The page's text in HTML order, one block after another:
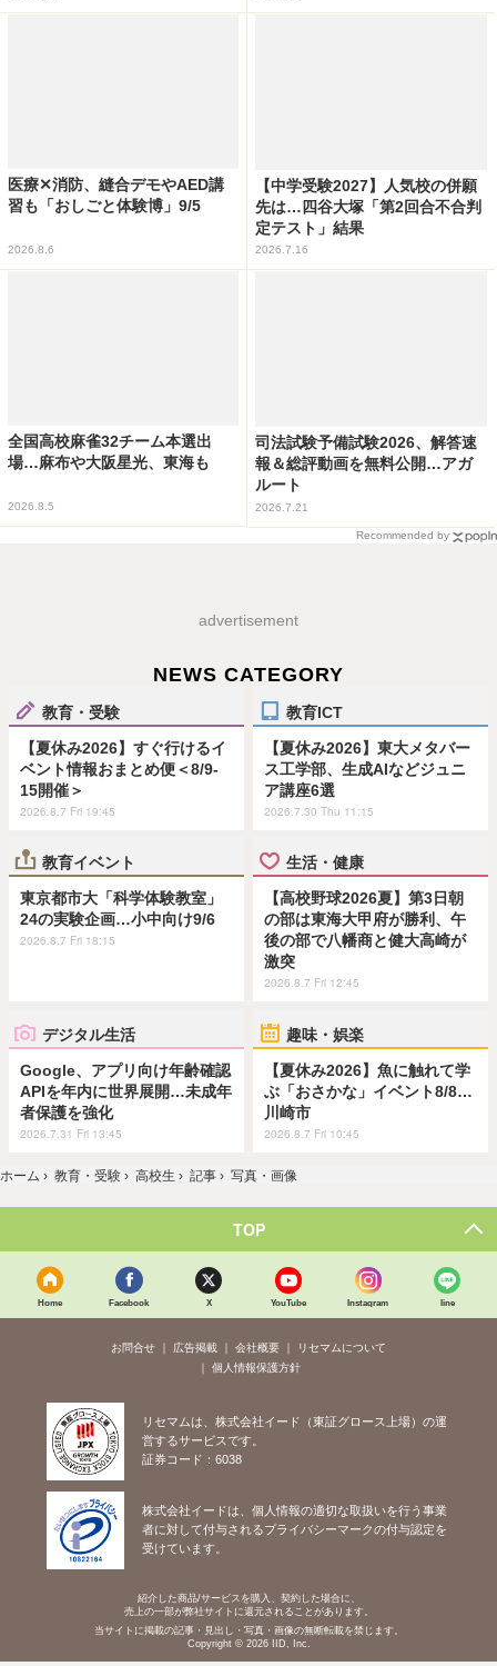
医療✕消防、縫合デモやAED講
習も「おしごと体験博」9/5
2026.8.6
【中学受験2027】人気校の併願
先は…四谷大塚「第2回合不合判
定テスト」結果
2026.7.16
全国高校麻雀32チーム本選出
場…麻布や大阪星光、東海も
2026.8.5
司法試験予備試験2026、解答速
報＆総評動画を無料公開…アガ
ルート
2026.7.21
Recommended by
advertisement
NEWS CATEGORY
教育・受験
【夏休み2026】すぐ行けるイ
ベント情報おまとめ便＜8/9-
15開催＞
2026.8.7 Fri 19:45
教育ICT
【夏休み2026】東大メタバー
ス工学部、生成AIなどジュニ
ア講座6選
2026.7.30 Thu 11:15
教育イベント
東京都市大「科学体験教室」
24の実験企画…小中向け9/6
2026.8.7 Fri 18:15
生活・健康
【高校野球2026夏】第3日朝
の部は東海大甲府が勝利、午
後の部で八幡商と健大高崎が
激突
2026.8.7 Fri 12:45
デジタル生活
Google、アプリ向け年齢確認
APIを年内に世界展開…未成年
者保護を強化
2026.7.31 Fri 13:45
趣味・娯楽
【夏休み2026】魚に触れて学
ぶ「おさかな」イベント8/8…
川崎市
2026.8.7 Fri 10:45
ホーム › 教育・受験 › 高校生 › 記事 › 写真・画像
TOP
Home Facebook X YouTube Instagram line
お問合せ 広告掲載 会社概要
リセマムについて
個人情報保護方針
リセマムは、株式会社イード（東証グロース上場）の運
営するサービスです。
証券コード：6038
株式会社イードは、個人情報の適切な取扱いを行う事業
者に対して付与されるプライバシーマークの付与認定を
受けています。
紹介した商品/サービスを購入、契約した場合に、
売上の一部が弊社サイトに還元されることがあります。
当サイトに掲載の記事・見出し・写真・画像の無断転載を禁じます。
Copyright © 2026 IID, Inc.